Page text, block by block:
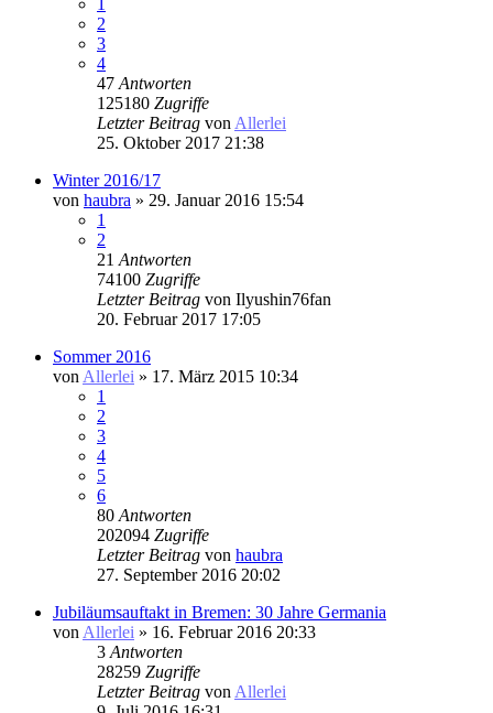
2
3
4
47 Antworten
125180 Zugriffe
Letzter Beitrag von Allerlei
25. Oktober 2017 21:38
Winter 2016/17
von haubra » 29. Januar 2016 15:54
1
2
21 Antworten
74100 Zugriffe
Letzter Beitrag von Ilyushin76fan
20. Februar 2017 17:05
Sommer 2016
von Allerlei » 17. März 2015 10:34
1
2
3
4
5
6
80 Antworten
202094 Zugriffe
Letzter Beitrag von haubra
27. September 2016 20:02
Jubiläumsauftakt in Bremen: 30 Jahre Germania
von Allerlei » 16. Februar 2016 20:33
3 Antworten
28259 Zugriffe
Letzter Beitrag von Allerlei